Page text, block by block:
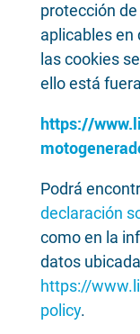
protección
aplicables en
las cookies
ello está
https://
Podrá
declaración
como en la
datos
https://
policy.